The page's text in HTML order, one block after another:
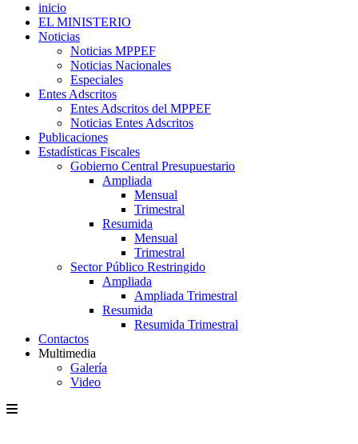
inicio
EL MINISTERIO
Noticias
Noticias MPPEF
Noticias Nacionales
Especiales
Entes Adscritos
Entes Adscritos del MPPEF
Noticias Entes Adscritos
Publicaciones
Estadísticas Fiscales
Gobierno Central Presupuestario
Ampliada
Mensual
Trimestral
Resumida
Mensual
Trimestral
Sector Público Restringido
Ampliada
Ampliada Trimestral
Resumida
Resumida Trimestral
Contactos
Multimedia
Galería
Video